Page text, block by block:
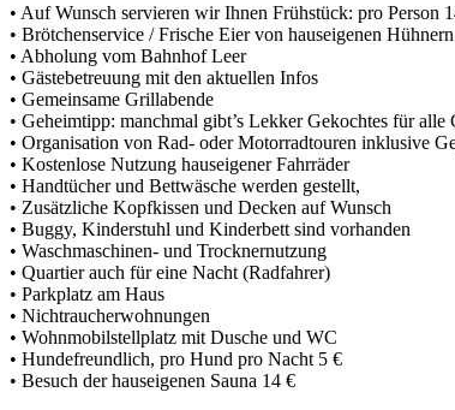
• Auf Wunsch servieren wir Ihnen Frühstück: pro Person
• Brötchenservice / Frische Eier von hauseigenen Hühnern
• Abholung vom Bahnhof Leer
• Gästebetreuung mit den aktuellen Infos
• Gemeinsame Grillabende
• Geheimtipp: manchmal gibt’s Lekker Gekochtes für alle
• Organisation von Rad- oder Motorradtouren inklusive
• Kostenlose Nutzung hauseigener Fahrräder
• Handtücher und Bettwäsche werden gestellt,
• Zusätzliche Kopfkissen und Decken auf Wunsch
• Buggy, Kinderstuhl und Kinderbett sind vorhanden
• Waschmaschinen- und Trocknernutzung
• Quartier auch für eine Nacht (Radfahrer)
• Parkplatz am Haus
• Nichtraucherwohnungen
• Wohnmobilstellplatz mit Dusche und WC
• Hundefreundlich, pro Hund pro Nacht 5 €
• Besuch der hauseigenen Sauna 14 €